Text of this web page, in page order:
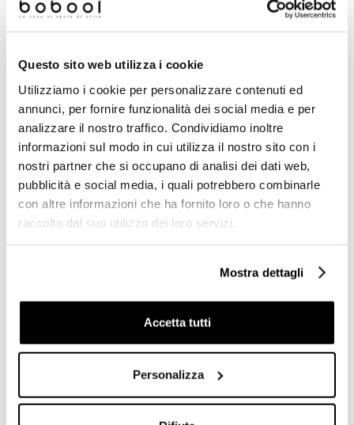
Questo sito web utilizza i cookie
Utilizziamo i cookie per personalizzare contenuti ed
annunci, per fornire funzionalità dei social media e per
analizzare il nostro traffico. Condividiamo inoltre
informazioni sul modo in cui utilizza il nostro sito con i
nostri partner che si occupano di analisi dei dati web,
pubblicità e social media, i quali potrebbero combinarle
con altre informazioni che ha fornito loro o che hanno
raccolto dal suo utilizzo dei loro servizi.
Mostra dettagli
Accetta tutti
Personalizza
contemporaneo, portata
Design
€ 735,04 € 499,90
antiscivolo, portata fino a
€ 446,56 € 303,70
Sedile doccia ribaltabile
nero con seduta antiscivolo,
portata fino a 160kg -
Colombo Design
Sgabello da bagno con
seduta in resina bianco e
struttura in acciaio cromato
- Complementi, Colombo
Design